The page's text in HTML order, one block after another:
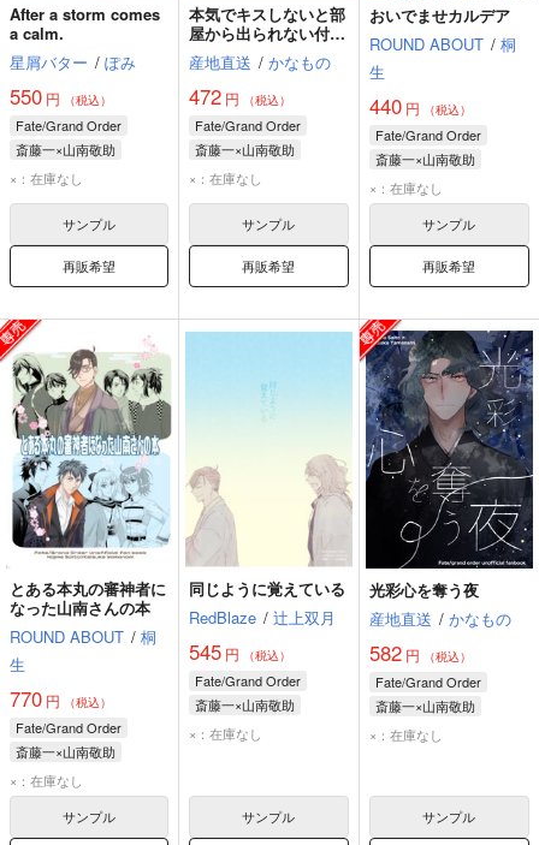
After a storm comes
a calm.
星屑バター / ぽみ
550 円 （税込）
Fate/Grand Order
斎藤一×山南敬助
斎藤一
山南敬助
×：在庫なし
サンプル
再販希望
本気でキスしないと部
屋から出られない付き
合ってない斎山の本
産地直送 / かなもの
472 円 （税込）
Fate/Grand Order
斎藤一×山南敬助
斎藤一
山南敬助
×：在庫なし
サンプル
再販希望
おいでませカルデア
ROUND ABOUT / 桐
生
440円 （税込）
Fate/Grand Order
斎藤一×山南敬助
斎藤一
山南敬助
×：在庫なし
サンプル
再販希望
とある本丸の審神者に
なった山南さんの本
ROUND ABOUT / 桐
生
770 円 （税込）
Fate/Grand Order
斎藤一×山南敬助
斎藤一
山南敬助
×：在庫なし
サンプル
同じように覚えている
RedBlaze / 辻上双月
545 円 （税込）
Fate/Grand Order
斎藤一×山南敬助
斎藤一
山南敬助
×：在庫なし
サンプル
光彩心を奪う夜
産地直送 / かなもの
582円 （税込）
Fate/Grand Order
斎藤一×山南敬助
斎藤一
山南敬助
×：在庫なし
サンプル